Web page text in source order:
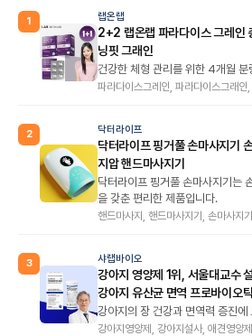
1 랩온랩
2+2 랩온랩 파라다이스 그레인
닝핏 그래인
건강한 체형 관리를 위한 4개월 분
파라다이스그레인, 파라다이스그래인
2 닥터라이프
닥터라이프 핑거풀 손마사지기
지압 핸드마사지기
닥터라이프 핑거풀 손마사지기는
을 갖춘 편리한 제품입니다.
핸드마사지, 핸드마사지기, 손마사지기
3 샤랩바이오
강아지 영양제 1위, 서울대교수
강아지 유산균 면역 프로바이오
강아지의 장 건강과 면역력 증진
강아지영양제, 강아지설사, 애견영양제